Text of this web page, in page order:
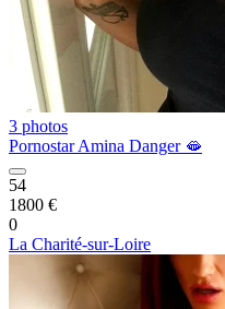
3 photos
Pornostar Amina Danger 🫦
54
1800 €
0
La Charité-sur-Loire